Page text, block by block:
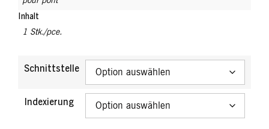
Inhalt
1 Stk./pce.
Schnittstelle
Indexierung